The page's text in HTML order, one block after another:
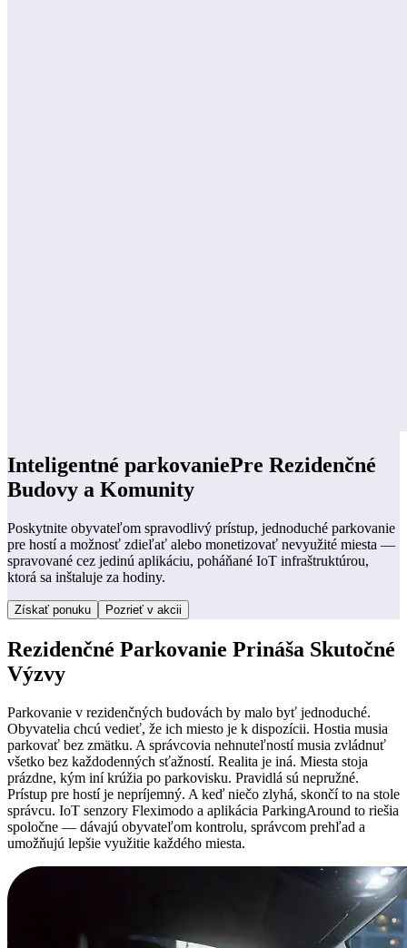
Inteligentné parkovaniePre Rezidenčné
Budovy a Komunity
Poskytnite obyvateľom spravodlivý prístup, jednoduché parkovanie
pre hostí a možnosť zdieľať alebo monetizovať nevyužité miesta —
spravované cez jedinú aplikáciu, poháňané IoT infraštruktúrou,
ktorá sa inštaluje za hodiny.
Získať ponuku Pozrieť v akcii
Rezidenčné Parkovanie Prináša Skutočné
Výzvy
Parkovanie v rezidenčných budovách by malo byť jednoduché.
Obyvatelia chcú vedieť, že ich miesto je k dispozícii. Hostia musia
parkovať bez zmätku. A správcovia nehnuteľností musia zvládnuť
všetko bez každodenných sťažností. Realita je iná. Miesta stoja
prázdne, kým iní krúžia po parkovisku. Pravidlá sú nepružné.
Prístup pre hostí je nepríjemný. A keď niečo zlyhá, skončí to na stole
správcu. IoT senzory Fleximodo a aplikácia ParkingAround to riešia
spoločne — dávajú obyvateľom kontrolu, správcom prehľad a
umožňujú lepšie využitie každého miesta.